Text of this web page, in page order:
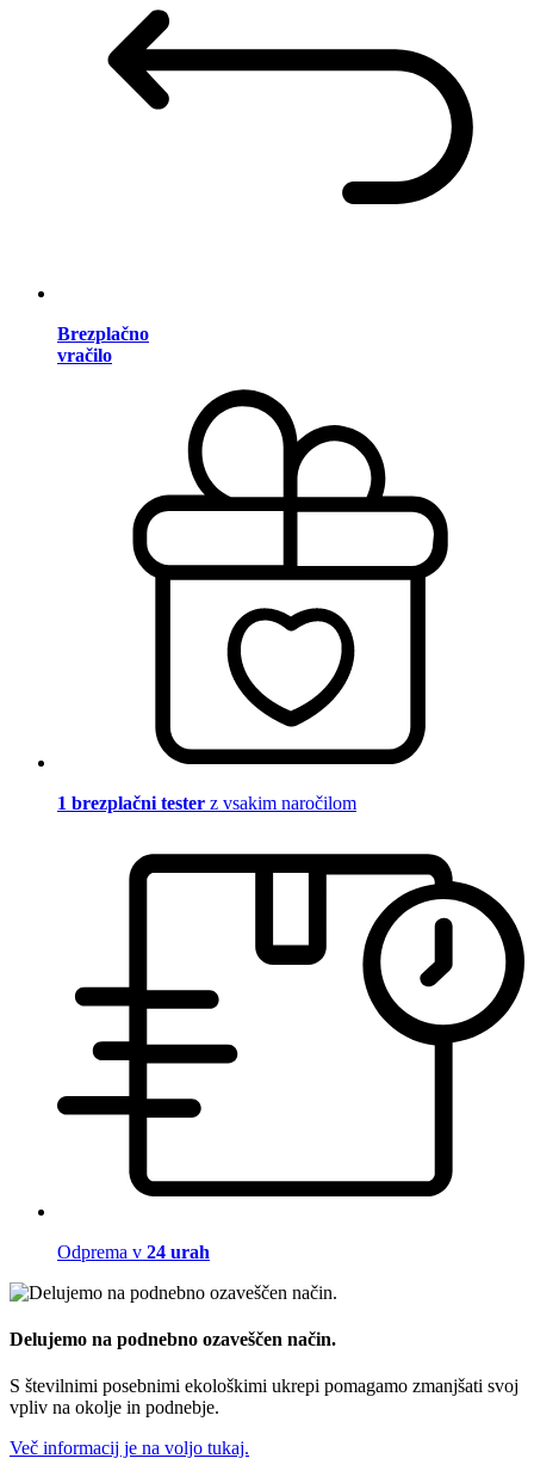
Brezplačno
vračilo
1 brezplačni tester z vsakim naročilom
Odprema v 24 urah
Delujemo na podnebno ozaveščen način.
S številnimi posebnimi ekološkimi ukrepi pomagamo zmanjšati svoj
vpliv na okolje in podnebje.
Več informacij je na voljo tukaj.